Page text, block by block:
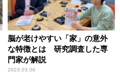
脳が老けやすい「家」の意外
な特徴とは 研究調査した専
門家が解説
2023.03.06